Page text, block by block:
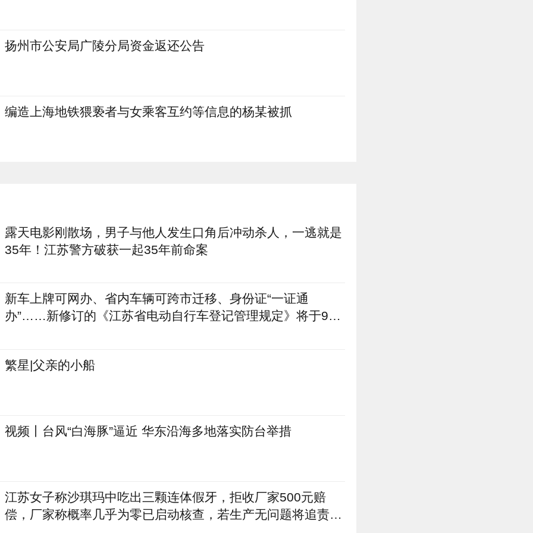
扬州市公安局广陵分局资金返还公告
编造上海地铁猥亵者与女乘客互约等信息的杨某被抓
露天电影刚散场，男子与他人发生口角后冲动杀人，一逃就是
35年！江苏警方破获一起35年前命案
新车上牌可网办、省内车辆可跨市迁移、身份证“一证通
办”……新修订的《江苏省电动自行车登记管理规定》将于9月
繁星|父亲的小船
视频丨台风“白海豚”逼近 华东沿海多地落实防台举措
江苏女子称沙琪玛中吃出三颗连体假牙，拒收厂家500元赔
偿，厂家称概率几乎为零已启动核查，若生产无问题将追责消